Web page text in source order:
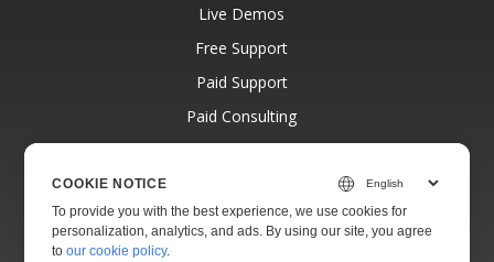
Live Demos
Free Support
Paid Support
Paid Consulting
Blog
About
COOKIE NOTICE
To provide you with the best experience, we use cookies for
personalization, analytics, and ads. By using our site, you agree
toour cookie policy.